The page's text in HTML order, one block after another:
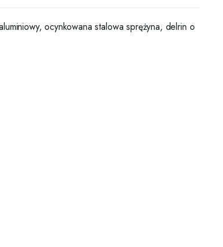
ocynkowana stalowa sprężyna, delrin o